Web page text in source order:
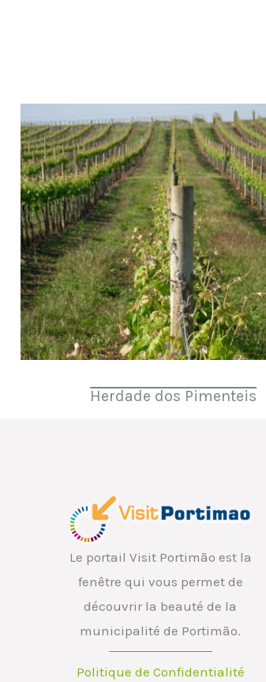
Herdade dos Pimenteis
Le portail Visit Portimão est la
fenêtre qui vous permet de
découvrir la beauté de la
municipalité de Portimão.
Politique de Confidentialité